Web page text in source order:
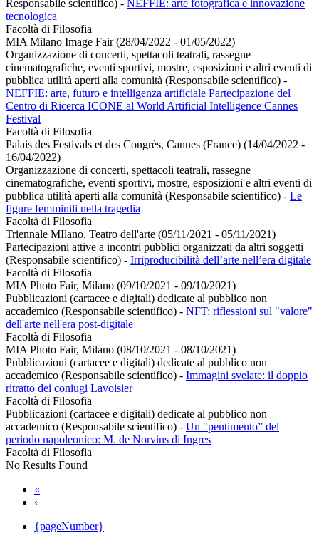
Responsabile scientifico) - NEFFIE: arte fotografica e innovazione
tecnologica
Facoltà di Filosofia
MIA Milano Image Fair (28/04/2022 - 01/05/2022)
Organizzazione di concerti, spettacoli teatrali, rassegne
cinematografiche, eventi sportivi, mostre, esposizioni e altri eventi di
pubblica utilità aperti alla comunità (Responsabile scientifico) -
NEFFIE: arte, futuro e intelligenza artificiale Partecipazione del
Centro di Ricerca ICONE al World Artificial Intelligence Cannes
Festival
Facoltà di Filosofia
Palais des Festivals et des Congrès, Cannes (France) (14/04/2022 -
16/04/2022)
Organizzazione di concerti, spettacoli teatrali, rassegne
cinematografiche, eventi sportivi, mostre, esposizioni e altri eventi di
pubblica utilità aperti alla comunità (Responsabile scientifico) - Le
figure femminili nella tragedia
Facoltà di Filosofia
Triennale MIlano, Teatro dell'arte (05/11/2021 - 05/11/2021)
Partecipazioni attive a incontri pubblici organizzati da altri soggetti
(Responsabile scientifico) - Irriproducibilità dell’arte nell’era digitale
Facoltà di Filosofia
MIA Photo Fair, Milano (09/10/2021 - 09/10/2021)
Pubblicazioni (cartacee e digitali) dedicate al pubblico non
accademico (Responsabile scientifico) - NFT: riflessioni sul "valore"
dell'arte nell'era post-digitale
Facoltà di Filosofia
MIA Photo Fair, Milano (08/10/2021 - 08/10/2021)
Pubblicazioni (cartacee e digitali) dedicate al pubblico non
accademico (Responsabile scientifico) - Immagini svelate: il doppio
ritratto dei coniugi Lavoisier
Facoltà di Filosofia
Pubblicazioni (cartacee e digitali) dedicate al pubblico non
accademico (Responsabile scientifico) - Un "pentimento” del
periodo napoleonico: M. de Norvins di Ingres
Facoltà di Filosofia
No Results Found
«
‹
{pageNumber}